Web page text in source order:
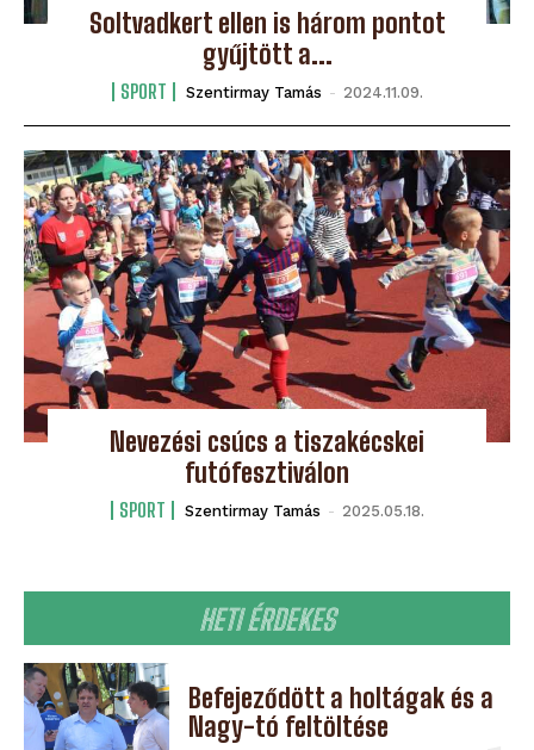
HETI ÉRDEKES
Befejeződött a holtágak és a
Nagy-tó feltöltése
Soltvadkert ellen is három pontot
gyűjtött a...
SPORT Szentirmay Tamás - 2024.11.09.
Nevezési csúcs a tiszakécskei
futófesztiválon
SPORT Szentirmay Tamás - 2025.05.18.